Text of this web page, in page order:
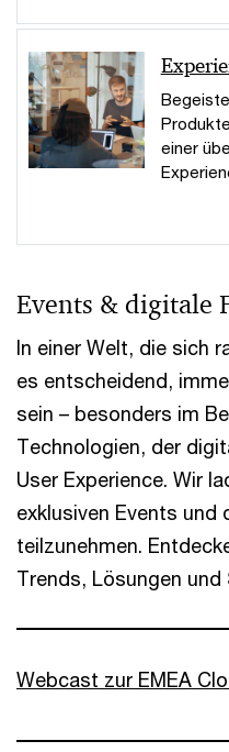
einer
Events & digitale
In einer Welt, die sich
es entscheidend,
sein – besonders im
Technologien, der
User Experience. Wir
exklusiven Events und
teilzunehmen.
Trends, Lösungen und
Webcast zur EMEA